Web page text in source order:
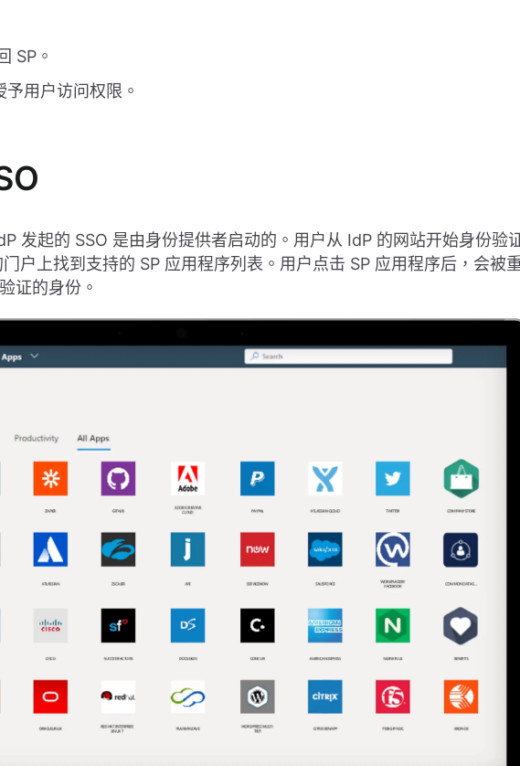
SP。
用户访问权限。
发起的 SSO 是由身份提供者启动的。用户从 IdP 的网站开始身份验
户上找到支持的 SP 应用程序列表。用户点击 SP 应用程序后，会被
证的身份。